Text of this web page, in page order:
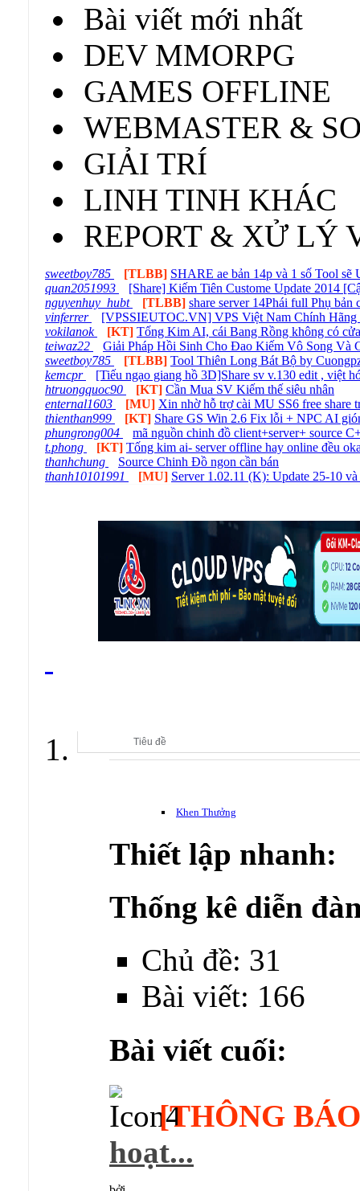
Bài viết mới nhất
DEV MMORPG
GAMES OFFLINE
WEBMASTER &
GIẢI TRÍ
LINH TINH KHÁC
REPORT & XỬ LÝ
sweetboy785 [TLBB] SHARE ae bản 14p và 1 số Tool sẽ
quan2051993
[Share] Kiếm Tiên Custome Update 2014
nguyenhuy_hubt
[TLBB] share server 14Phái full Phụ bản
vinferrer
[VPSSIEUTOC.VN] VPS Việt Nam Chính
vokilanok
[KT] Tống Kim AI, cái Bang Rồng không có
teiwaz22
Giải Pháp Hồi Sinh Cho Đao Kiếm Vô Song Và
sweetboy785
[TLBB] Tool Thiên Long Bát Bộ by
kemcpr
[Tiếu ngạo giang hồ 3D]Share sv v.130 edit , việt
htruongquoc90
[KT] Cần Mua SV Kiếm thế siêu nhân
enternal1603
[MU] Xin nhờ hỗ trợ cài MU SS6 free share
thienthan999
[KT] Share GS Win 2.6 Fix lỗi + NPC AI
phungrong004
mã nguồn chinh đồ client+server+ source
t.phong
[KT] Tống kim ai- server offline hay online đều
thanhchung
Source Chinh Đồ ngon cần bán
thanh10101991
[MU] Server 1.02.11 (K): Update 25-10
Tiêu đề
Khen Thưởng
Thiết lập nhanh:
Thống kê diễn
Chủ đề: 31
Bài viết: 166
Bài viết cuối:
[THÔNG
hoạt...